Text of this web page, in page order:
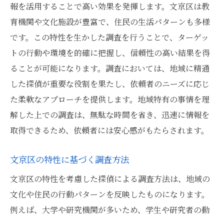
報を活用することで高い効果を発揮します。文京区は教
育機関や文化施設が豊富で、住民の生活パターンも多様
です。この特性を生かした調査を行うことで、ターゲッ
トの行動や環境を的確に把握し、信頼性の高い結果を得
ることが可能になります。調査においては、地域に精通
した探偵が重要な役割を果たし、依頼者のニーズに応じ
た柔軟なアプローチを提供します。地域特有の事情を理
解した上での調査は、無駄な時間を省き、迅速に情報を
取得できるため、依頼者には安心感がもたらされます。
文京区の特性に基づく調査方法
文京区の特性を考慮した探偵による調査方法は、地域の
文化や住民の行動パターンを反映したものになります。
例えば、大学や研究機関が多いため、学生や研究者の動